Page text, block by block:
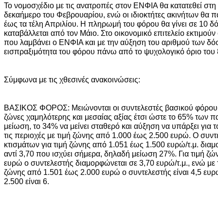
Το νομοσχέδιο με τις ανατροπές στον ΕΝΦΙΑ θα κατατεθεί
δεκαήμερο του Φεβρουαρίου, ενώ οι ιδιοκτήτες ακινήτων θα
έως τα τέλη Απριλίου. Η πληρωμή του φόρου θα γίνει σε 10
καταβάλλεται από τον Μάιο. Στο οικονομικό επιτελείο εκτιμούν
που λαμβάνει ο ΕΝΦΙΑ και με την αύξηση του αριθμού των
εισπραξιμότητα του φόρου πάνω από το ψυχολογικό όριο του
Σύμφωνα με τις χθεσινές ανακοινώσεις:
ΒΑΣΙΚΟΣ ΦΟΡΟΣ: Μειώνονται οι συντελεστές βασικού φόρου
ζώνες χαμηλότερης και μεσαίας αξίας έτσι ώστε το 65% των
μείωση, το 34% να μείνει σταθερό και αύξηση να υπάρξει για
τις περιοχές με τιμή ζώνης από 1.000 έως 2.500 ευρώ. Ο
κτισμάτων για τιμή ζώνης από 1.051 έως 1.500 ευρώ/τ.μ.
αντί 3,70 που ισχύει σήμερα, δηλαδή μείωση 27%. Για τιμή
ευρώ ο συντελεστής διαμορφώνεται σε 3,70 ευρώ/τ.μ., ενώ με
ζώνης από 1.501 έως 2.000 ευρώ ο συντελεστής είναι 4,5
2.500 είναι 6.